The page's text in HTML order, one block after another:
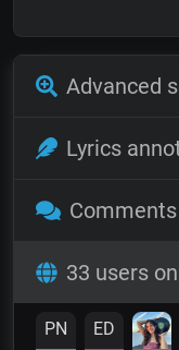
Advanced
Lyrics
Comments
33 users
PN ED